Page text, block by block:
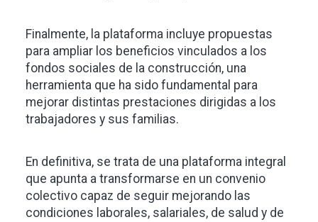
Finalmente, la plataforma incluye propuestas
para ampliar los beneficios vinculados a los
fondos sociales de la construcción, una
herramienta que ha sido fundamental para
mejorar distintas prestaciones dirigidas a los
trabajadores y sus familias.
En definitiva, se trata de una plataforma integral
que apunta a transformarse en un convenio
colectivo capaz de seguir mejorando las
condiciones laborales, salariales, de salud y de